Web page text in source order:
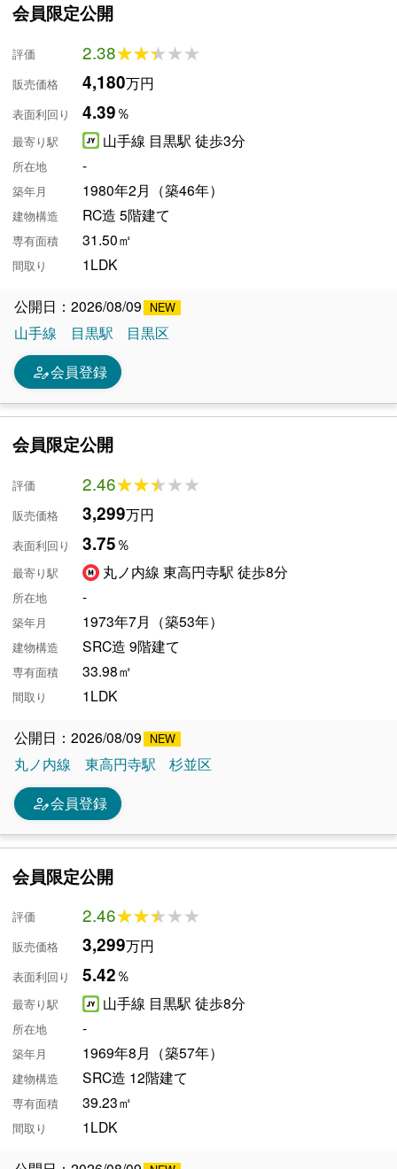
会員限定公開
評価 2.38★★★★★
★★★★★
販売価格 4,180万円
表面利回り 4.39％
最寄り駅 山手線 目黒駅 徒歩3分
所在地 -
築年月 1980年2月（築46年）
建物構造 RC造 5階建て
専有面積 31.50㎡
間取り 1LDK
公開日：2026/08/09
山手線
目黒駅 目黒区
person_edit会員登録
会員限定公開
評価 2.46★★★★★
★★★★★
販売価格 3,299万円
表面利回り 3.75％
最寄り駅 丸ノ内線 東高円寺駅 徒歩8分
所在地 -
築年月 1973年7月（築53年）
建物構造 SRC造 9階建て
専有面積 33.98㎡
間取り 1LDK
公開日：2026/08/09
丸ノ内線
東高円寺駅 杉並区
person_edit会員登録
会員限定公開
評価 2.46★★★★★
★★★★★
販売価格 3,299万円
表面利回り 5.42％
最寄り駅 山手線 目黒駅 徒歩8分
所在地 -
築年月 1969年8月（築57年）
建物構造 SRC造 12階建て
専有面積 39.23㎡
間取り 1LDK